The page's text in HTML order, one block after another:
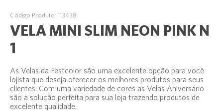
Código Produto: 113438
VELA MINI SLIM NEON PINK N
1
As Velas da Festcolor são uma excelente opção para você
lojista que deseja oferecer os melhores produtos para seus
clientes. Com uma variedade de cores as Velas Aniversário
são a solução perfeita para sua loja trazendo produtos de
excelente qualidade.